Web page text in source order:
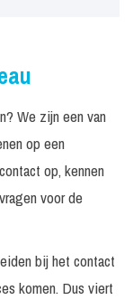
We zijn een van
op een
op, kennen
voor de
bij het contact
komen. Dus viert